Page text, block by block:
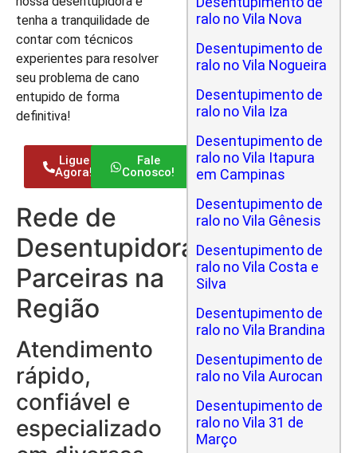
tenha a tranquilidade de
contar com técnicos
experientes para resolver
seu problema de cano
entupido de forma
definitiva!
Ligue
Agora!
Fale
Conosco!
Rede de
Desentupidoras
Parceiras na
Região
Atendimento
rápido,
confiável e
especializado
ralo no Vila Nova
Desentupimento de
ralo no Vila Nogueira
Desentupimento de
ralo no Vila Iza
Desentupimento de
ralo no Vila Itapura
em Campinas
Desentupimento de
ralo no Vila Gênesis
Desentupimento de
ralo no Vila Costa e
Silva
Desentupimento de
ralo no Vila Brandina
Desentupimento de
ralo no Vila Aurocan
Desentupimento de
ralo no Vila 31 de
Março